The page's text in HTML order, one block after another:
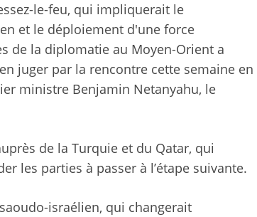
le-feu, qui impliquerait le
et le déploiement d'une force
de la diplomatie au Moyen-Orient a
juger par la rencontre cette semaine en
ministre Benjamin Netanyahu, le
de la Turquie et du Qatar, qui
les parties à passer à l’étape suivante.
israélien, qui changerait